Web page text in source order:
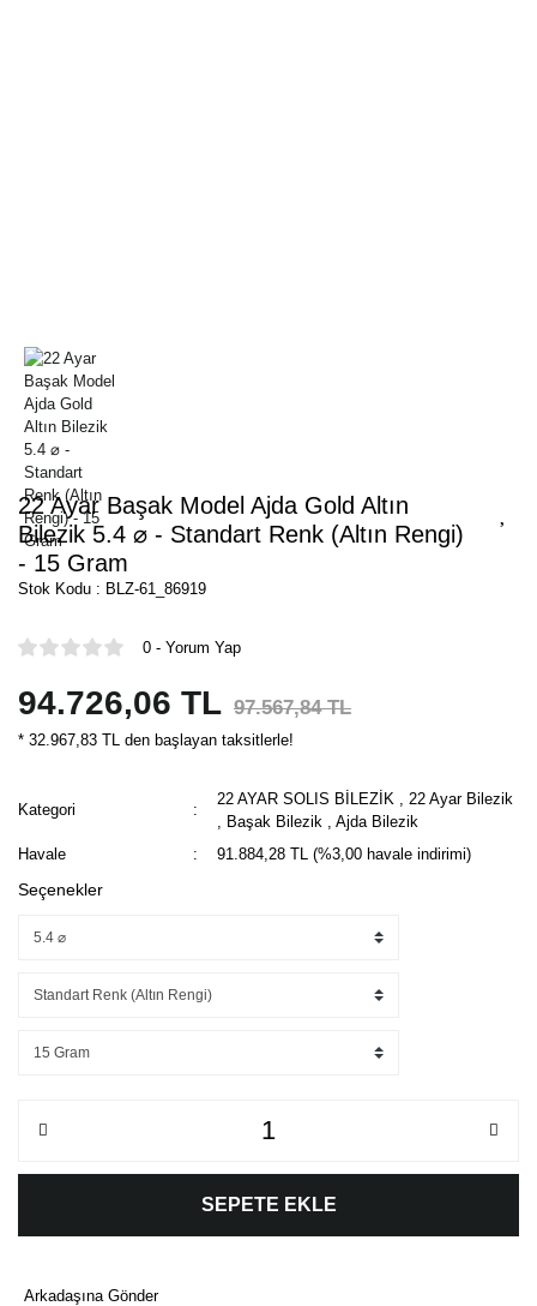
22 Ayar Başak Model Ajda Gold Altın
Bilezik 5.4 ⌀ - Standart Renk (Altın Rengi)
- 15 Gram
Stok Kodu : BLZ-61_86919
0 - Yorum Yap
94.726,06 TL 97.567,84 TL
* 32.967,83 TL den başlayan taksitlerle!
Kategori
22 AYAR SOLIS BİLEZİK
22 Ayar Bilezik
Başak Bilezik ,Ajda Bilezik
Havale
91.884,28 TL (%3,00 havale indirimi)
Seçenekler
SEPETE EKLE
Arkadaşına Gönder